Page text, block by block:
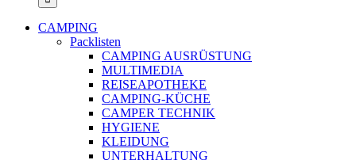
CAMPING
Packlisten
CAMPING AUSRÜSTUNG
MULTIMEDIA
REISEAPOTHEKE
CAMPING-KÜCHE
CAMPER TECHNIK
HYGIENE
KLEIDUNG
UNTERHALTUNG